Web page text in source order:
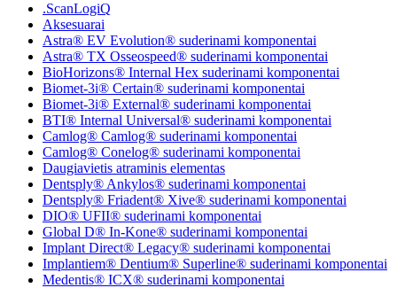
.ScanLogiQ
Aksesuarai
Astra® EV Evolution® suderinami komponentai
Astra® TX Osseospeed® suderinami komponentai
BioHorizons® Internal Hex suderinami komponentai
Biomet-3i® Certain® suderinami komponentai
Biomet-3i® External® suderinami komponentai
BTI® Internal Universal® suderinami komponentai
Camlog® Camlog® suderinami komponentai
Camlog® Conelog® suderinami komponentai
Daugiavietis atraminis elementas
Dentsply® Ankylos® suderinami komponentai
Dentsply® Friadent® Xive® suderinami komponentai
DIO® UFII® suderinami komponentai
Global D® In-Kone® suderinami komponentai
Implant Direct® Legacy® suderinami komponentai
Implantiem® Dentium® Superline® suderinami komponentai
Medentis® ICX® suderinami komponentai